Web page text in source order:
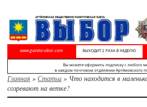
www.gazeta-vibor.com ВЫХОДИТ 2 РАЗА В НЕДЕЛЮ
Вы можете оформить подписку с любого
в каждом почтовом отделении Артёмовского
Главная » Статьи » Что находится в
созревают на ветке?